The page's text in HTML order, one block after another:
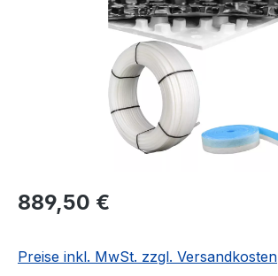
Regulärer Preis:
889,50 €
Preise inkl. MwSt. zzgl. Versandkosten